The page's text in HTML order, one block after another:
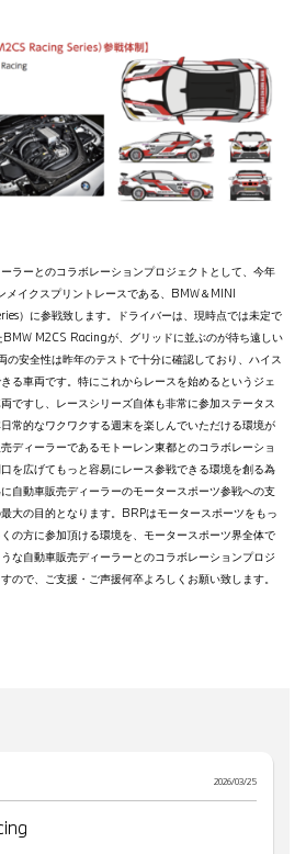
ラーとのコラボレーションプロジェクトとして、今年
イクスプリントレースである、BMW＆MINI
）に参戦致します。ドライバーは、現時点では未定で
M2CS Racingが、グリッドに並ぶのが待ち遠しい
安全性は昨年のテストで十分に確認しており、ハイス
る車両です。特にこれからレースを始めるというジェ
ですし、レースシリーズ自体も非常に参加ステータス
常的なワクワクする週末を楽しんでいただける環境が
ディーラーであるモトーレン東都とのコラボレーショ
を広げてもっと容易にレース参戦できる環境を創る為
自動車販売ディーラーのモータースポーツ参戦への支
大の目的となります。BRPはモータースポーツをもっ
の方に参加頂ける環境を、モータースポーツ界全体で
な自動車販売ディーラーとのコラボレーションプロジ
ので、ご支援・ご声援何卒よろしくお願い致します。
2026/03/25